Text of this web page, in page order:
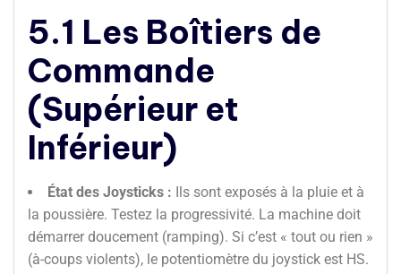
5.1 Les Boîtiers de
Commande
(Supérieur et
Inférieur)
État des Joysticks : Ils sont exposés à la pluie et à
la poussière. Testez la progressivité. La machine doit
démarrer doucement (ramping). Si c’est « tout ou rien »
(à-coups violents), le potentiomètre du joystick est HS.